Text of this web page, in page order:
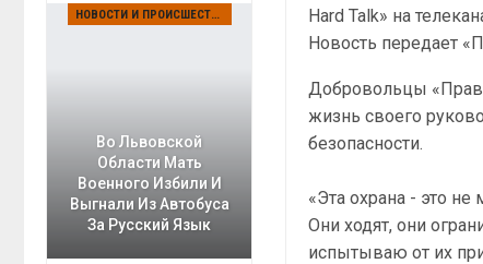
Hard Talk» на
Новость передает
Добровольцы
жизнь своего
безопасности.
«Эта охрана - это не
Они ходят, они
испытываю от их
НОВОСТИ И ПРОИСШЕСТВИЯ
Во Львовской
Области Мать
Военного Избили И
Выгнали Из Автобуса
За Русский Язык